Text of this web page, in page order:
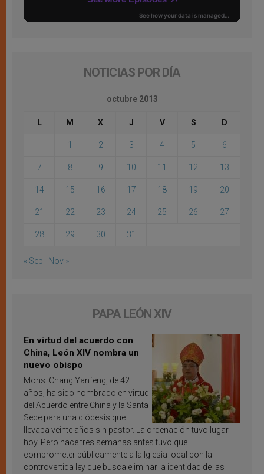
NOTICIAS POR DÍA
octubre 2013
L M X J V S D
1 2 3 4 5 6
7 8 9 10 11 12 13
14 15 16 17 18 19 20
21 22 23 24 25 26 27
28 29 30 31
« Sep Nov »
PAPA LEÓN XIV
En virtud del acuerdo con
China, León XIV nombra un
nuevo obispo
Mons. Chang Yanfeng, de 42
años, ha sido nombrado en virtud
del Acuerdo entre China y la Santa
Sede para una diócesis que
llevaba veinte años sin pastor. La ordenación tuvo lugar
hoy. Pero hace tres semanas antes tuvo que
comprometer públicamente a la Iglesia local con la
controvertida ley que busca eliminar la identidad de las